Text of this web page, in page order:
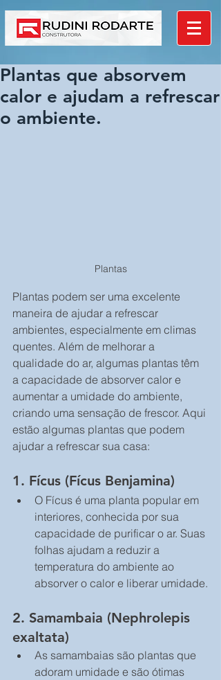
Plantas que absorvem
calor e ajudam a refrescar
o ambiente.
Plantas
Plantas podem ser uma excelente
maneira de ajudar a refrescar
ambientes, especialmente em climas
quentes. Além de melhorar a
qualidade do ar, algumas plantas têm
a capacidade de absorver calor e
aumentar a umidade do ambiente,
criando uma sensação de frescor. Aqui
estão algumas plantas que podem
ajudar a refrescar sua casa:
1. Fícus (Fícus Benjamina)
O Fícus é uma planta popular em
interiores, conhecida por sua
capacidade de purificar o ar. Suas
folhas ajudam a reduzir a
temperatura do ambiente ao
absorver o calor e liberar umidade.
2. Samambaia (Nephrolepis
exaltata)
As samambaias são plantas que
adoram umidade e são ótimas